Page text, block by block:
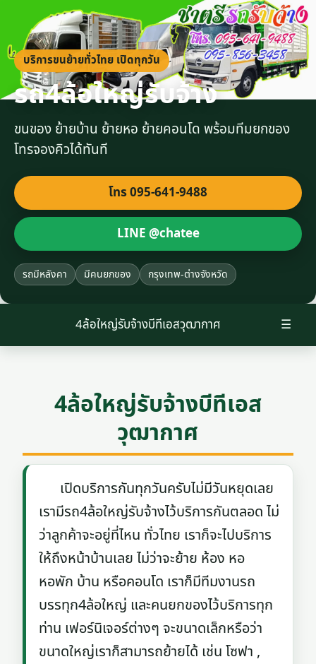
บริการขนย้ายทั่วไทย เปิดทุกวัน
รถ4ล้อใหญ่รับจ้าง
ขนของ ย้ายบ้าน ย้ายหอ ย้ายคอนโด พร้อมทีมยกของ
โทรจองคิวได้ทันที
โทร 095-641-9488
LINE @chatee
รถมีหลังคา มีคนยกของ กรุงเทพ-ต่างจังหวัด
☰
4ล้อใหญ่รับจ้างบีทีเอสวุฒากาศ
4ล้อใหญ่รับจ้างบีทีเอส
วุฒากาศ
เปิดบริการกันทุกวันครับไม่มีวันหยุดเลย
เรามีรถ4ล้อใหญ่รับจ้างไว้บริการกันตลอด ไม่
ว่าลูกค้าจะอยู่ที่ไหน ทั่วไทย เราก็จะไปบริการ
ให้ถึงหน้าบ้านเลย ไม่ว่าจะย้าย ห้อง หอ
หอพัก บ้าน หรือคอนโด เราก็มีทีมงานรถ
บรรทุก4ล้อใหญ่ และคนยกของไว้บริการทุก
ท่าน เฟอร์นิเจอร์ต่างๆ จะขนาดเล็กหรือว่า
ขนาดใหญ่เราก็สามารถย้ายได้ เช่น โซฟา ,